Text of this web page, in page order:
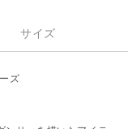
サイズ
ズ